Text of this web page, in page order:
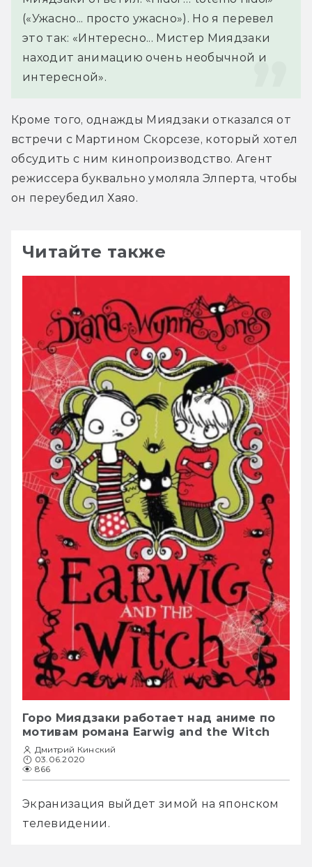
(«Ужасно... просто ужасно»). Но я перевел
это так: «Интересно... Мистер Миядзаки
находит анимацию очень необычной и
интересной».
Кроме того, однажды Миядзаки отказался от
встречи с Мартином Скорсезе, который хотел
обсудить с ним кинопроизводство. Агент
режиссера буквально умоляла Элперта, чтобы
он переубедил Хаяо.
Читайте также
Горо Миядзаки работает над аниме по
мотивам романа Earwig and the Witch
Дмитрий Кинский
03.06.2020
866
Экранизация выйдет зимой на японском
телевидении.